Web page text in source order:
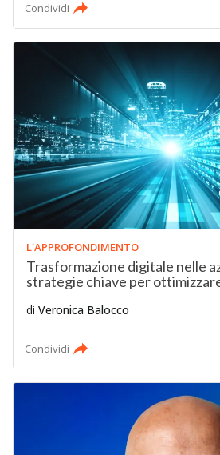
Condividi
L'APPROFONDIMENTO
Trasformazione digitale nelle
strategie chiave per
di Veronica Balocco
Condividi